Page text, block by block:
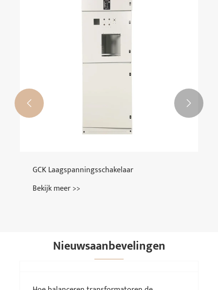
GCK Laagspanningsschakelaar
Bekijk meer >>
 
Nieuwsaanbevelingen